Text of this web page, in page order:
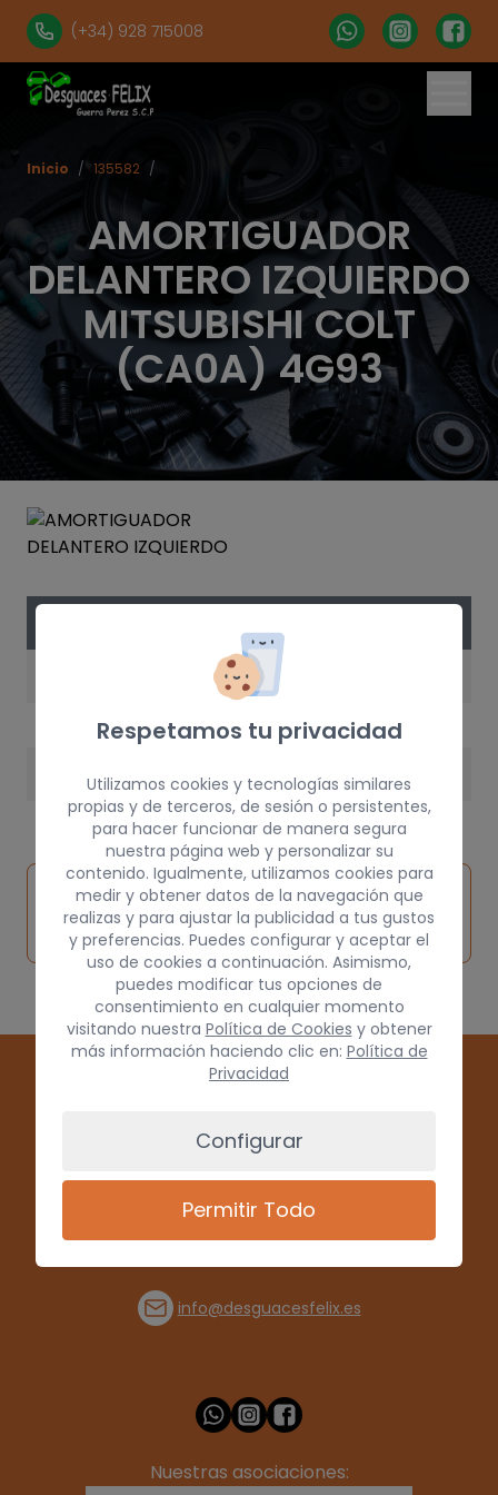
(+34) 928 715008
AMORTIGUADOR
DELANTERO IZQUIERDO
MITSUBISHI COLT
(CA0A) 4G93
Inicio / 135582 /
10 kg
Inspeccionar
vehículo de
origen
Solicitar
pieza
Consultar
por
(+34) 928 715008
info@desguacesfelix.es
Nuestras asociaciones:
Respetamos tu privacidad
Utilizamos cookies y tecnologías similares
propias y de terceros, de sesión o persistentes,
para hacer funcionar de manera segura
nuestra página web y personalizar su
contenido. Igualmente, utilizamos cookies para
medir y obtener datos de la navegación que
realizas y para ajustar la publicidad a tus gustos
y preferencias. Puedes configurar y aceptar el
uso de cookies a continuación. Asimismo,
puedes modificar tus opciones de
consentimiento en cualquier momento
visitando nuestra Política de Cookies y obtener
más información haciendo clic en: Política de
Privacidad
Configurar
Permitir Todo